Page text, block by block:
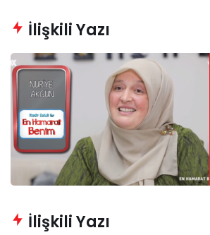
İlişkili Yazı
İlişkili Yazı